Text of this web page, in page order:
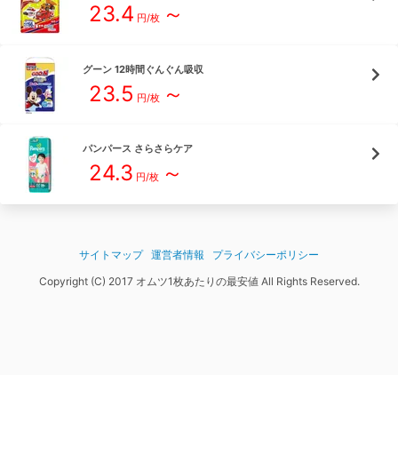
23.4 円/枚 ～
グーン 12時間ぐんぐん吸収
23.5 円/枚 ～
パンパース さらさらケア
24.3 円/枚 ～
サイトマップ 運営者情報
プライバシーポリシー
Copyright (C) 2017 オムツ1枚あたりの最安値 All Rights Reserved.